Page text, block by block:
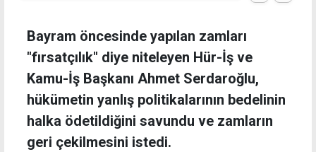
Bayram öncesinde yapılan zamları
"fırsatçılık" diye niteleyen Hür-İş ve
Kamu-İş Başkanı Ahmet Serdaroğlu,
hükümetin yanlış politikalarının bedelinin
halka ödetildiğini savundu ve zamların
geri çekilmesini istedi.